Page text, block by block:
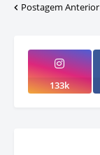
Postagem Anterior
133k